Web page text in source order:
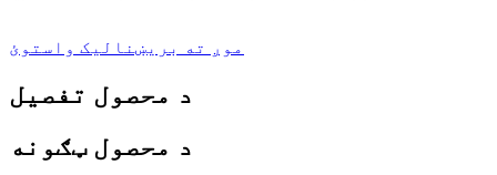
موږ ته بریښنالیک واستوئ
د محصول تفصیل
د محصول ټګونه